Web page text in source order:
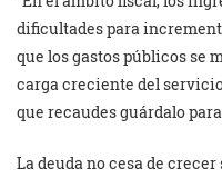
dificultades para
que los gastos públicos se
carga creciente del
que recaudes guárdalo
La deuda no cesa de